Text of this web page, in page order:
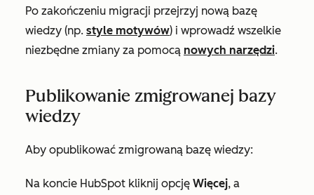
Po zakończeniu migracji przejrzyj nową bazę
wiedzy (np. style motywów) i wprowadź wszelkie
niezbędne zmiany za pomocą nowych narzędzi.
Publikowanie zmigrowanej bazy
wiedzy
Aby opublikować zmigrowaną bazę wiedzy:
Na koncie HubSpot kliknij opcję Więcej, a